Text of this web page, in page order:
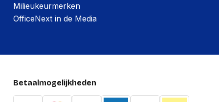
Milieukeurmerken
OfficeNext in de Media
Betaalmogelijkheden